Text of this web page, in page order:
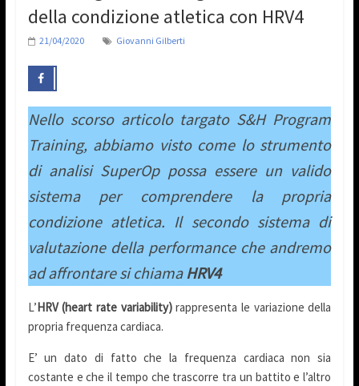
della condizione atletica con HRV4
21/04/2020 Giovanni Gilberti
Nello scorso articolo targato S&H Program
Training, abbiamo visto come lo strumento
di analisi SuperOp possa essere un valido
sistema per comprendere la propria
condizione atletica. Il secondo sistema di
valutazione della performance che andremo
ad affrontare si chiamaHRV4
L’HRV (heart rate variability)rappresenta le variazione della
propria frequenza cardiaca.
E’ un dato di fatto che la frequenza cardiaca non sia
costante e che il tempo che trascorre tra un battito e l’altro